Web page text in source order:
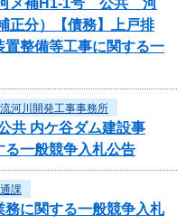
正分）【債務】上戸排
整備等工事に関する一
河川開発工事事務所
共 内ケ谷ダム建設事
一般競争入札公告
課
務に関する一般競争入札